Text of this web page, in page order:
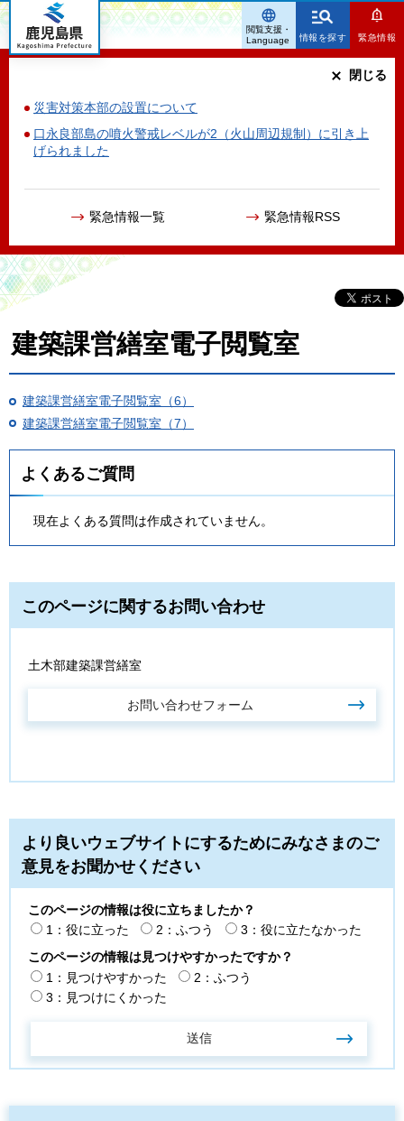
鹿児島県
情報を探す 緊急情報
災害対策本部の設置について
口永良部島の噴火警戒レベルが2（火山周辺規制）に引き上
げられました
緊急情報一覧 緊急情報RSS
閉じる
閲覧支援・
Language
建築課営繕室電子閲覧室
建築課営繕室電子閲覧室（6）
建築課営繕室電子閲覧室（7）
よくあるご質問
現在よくある質問は作成されていません。
このページに関するお問い合わせ
土木部建築課営繕室
より良いウェブサイトにするためにみなさまのご
意見をお聞かせください
このページの情報は役に立ちましたか？
1：役に立った
2：ふつう
3：役に立たなかった
このページの情報は見つけやすかったですか？
1：見つけやすかった
2：ふつう
3：見つけにくかった